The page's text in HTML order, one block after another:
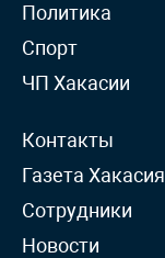
Политика
Спорт
ЧП Хакасии
Контакты
Газета Хакасия
Сотрудники
Новости